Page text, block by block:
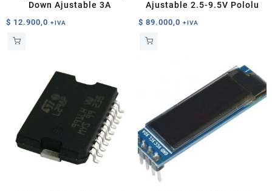
Down Ajustable 3A
$ 12.900,0 +IVA
Ajustable 2.5-9.5V Pololu
$ 89.000,0 +IVA